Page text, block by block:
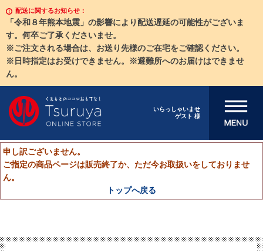
配送に関するお知らせ：
「令和８年熊本地震」の影響により配送遅延の可能性がございま
す。何卒ご了承くださいませ。
※ご注文される場合は、お送り先様のご在宅をご確認ください。
※日時指定はお受けできません。※避難所へのお届けはできませ
ん。
いらっしゃいませ
ゲスト 様
メニューを開
申し訳ございません。
ご指定の商品ページは販売終了か、ただ今お取扱いをしておりませ
ん。
トップへ戻る